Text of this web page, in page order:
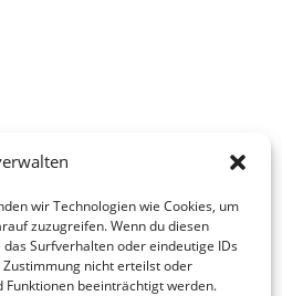
wir Technologien wie Cookies, um
zuzugreifen. Wenn du diesen
Surfverhalten oder eindeutige IDs
nicht erteilst oder
beeinträchtigt werden.